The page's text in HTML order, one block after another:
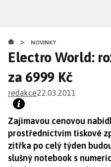
obsahu
> NOVINKY
Electro World:
za 6999 Kč
redakce22.03.2011
Zajímavou cenovou
prostřednictvím tiskové
zítřka po celý týden
slušný notebook s